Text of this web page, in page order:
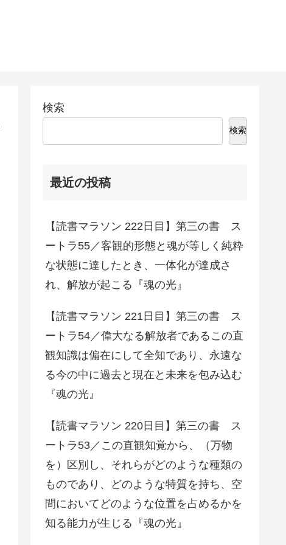
検索
検索
最近の投稿
【読書マラソン 222日目】第三の書 ス
ートラ55／客観的形態と魂が等しく純粋
な状態に達したとき、一体化が達成さ
れ、解放が起こる『魂の光』
【読書マラソン 221日目】第三の書 ス
ートラ54／偉大なる解放者であるこの直
観知識は偏在にして全知であり、永遠な
る今の中に過去と現在と未来を包み込む
『魂の光』
【読書マラソン 220日目】第三の書 ス
ートラ53／この直観知覚から、（万物
を）区別し、それらがどのような種類の
ものであり、どのような特質を持ち、空
間においてどのような位置を占めるかを
知る能力が生じる『魂の光』